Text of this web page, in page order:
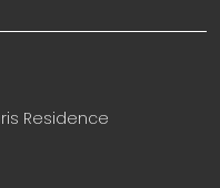
Residence